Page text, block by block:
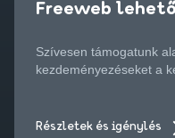
Freeweb
Szívesen támogatunk
kezdeményezéseket a
Részletek és igénylés